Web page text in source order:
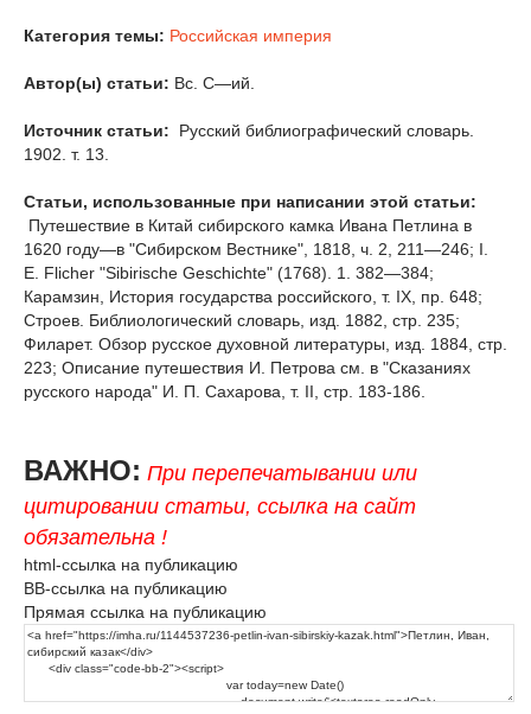
Категория темы: Российская империя
Автор(ы) статьи: Вс. С—ий.
Источник статьи:
Русский библиографический словарь.
1902. т. 13.
Статьи, использованные при написании этой статьи:
Путешествие в Китай сибирского камка Ивана Петлина в
1620 году—в "Сибирском Вестнике", 1818, ч. 2, 211—246; I.
E. Flicher "Sibirische Geschichte" (1768). 1. 382—384;
Карамзин, История государства российского, т. IX, пр. 648;
Строев. Библиологический словарь, изд. 1882, стр. 235;
Филарет. Обзор русское духовной литературы, изд. 1884, стр.
223; Описание путешествия И. Петрова см. в "Сказаниях
русского народа" И. П. Сахарова, т. II, стр. 183-186.
ВАЖНО: При перепечатывании или
цитировании статьи, ссылка на сайт
обязательна !
html-ссылка на публикацию
BB-ссылка на публикацию
Прямая ссылка на публикацию